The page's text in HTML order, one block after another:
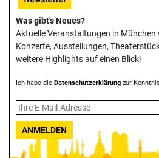
Was gibt's Neues?
Aktuelle Veranstaltungen in München
Konzerte, Ausstellungen,
weitere Highlights auf einen Blick!
Ich habe die Datenschutzerklärung zur
ANMELDEN